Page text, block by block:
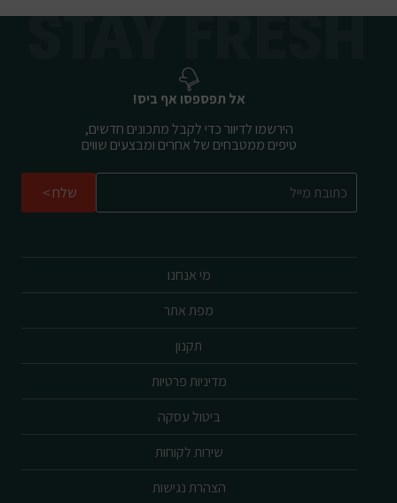
מי אנחנו
מפת אתר
תקנון
מדיניות פרטיות
ביטול עסקה
שירות לקוחות
הצהרת נגישות
אל תפספסו אף ביס!
הירשמו לדיוור כדי לקבל מתכונים חדשים,
טיפים ממטבחים של אחרים ומבצעים שווים
שלח